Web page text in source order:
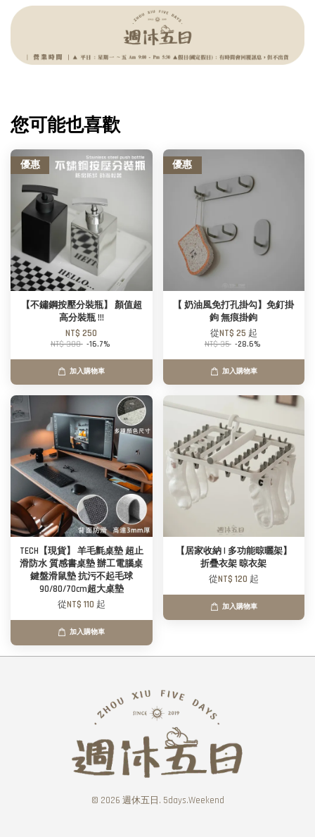
您可能也喜歡
優惠
【不鏽鋼按壓分裝瓶】 顏值超
高分裝瓶 !!!
NT$ 250
NT$ 300 -16.7%
加入購物車
優惠
【 奶油風免打孔掛勾】免釘掛
鉤 無痕掛鉤
從NT$ 25 起
NT$ 35 -28.6%
加入購物車
TECH【現貨】 羊毛氈桌墊 超止
滑防水 質感書桌墊 辦工電腦桌
鍵盤滑鼠墊 抗污不起毛球
90/80/70cm超大桌墊
從NT$ 110 起
加入購物車
【居家收納 | 多功能晾曬架】
折疊衣架 晾衣架
從NT$ 120 起
加入購物車
© 2026 週休五日. 5days.Weekend